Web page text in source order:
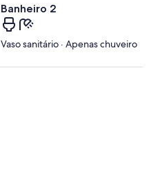
Banheiro 2
Vaso sanitário · Apenas chuveiro